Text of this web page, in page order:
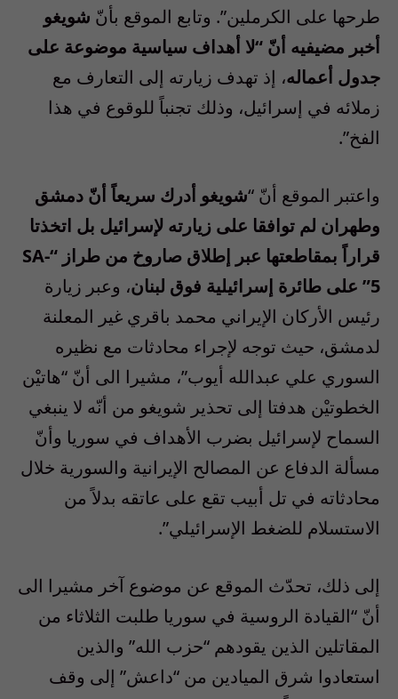
طرحها على الكرملين”. وتابع الموقع بأنّ شويغو
أخبر مضيفيه أنّ “لا أهداف سياسية موضوعة على
جدول أعماله، إذ تهدف زيارته إلى التعارف مع
زملائه في إسرائيل، وذلك تجنباً للوقوع في هذا
الفخ”.
واعتبر الموقع أنّ “شويغو أدرك سريعاً أنّ دمشق
وطهران لم توافقا على زيارته لإسرائيل بل اتخذتا
قراراً بمقاطعتها عبر إطلاق صاروخ من طراز “SA-
5” على طائرة إسرائيلية فوق لبنان
، وعبر زيارة
رئيس الأركان الإيراني محمد باقري غير المعلنة
لدمشق، حيث توجه لإجراء محادثات مع نظيره
السوري علي عبدالله أيوب”، مشيرا الى أنّ “هاتيْن
الخطوتيْن هدفتا إلى تحذير شويغو من أنّه لا ينبغي
السماح لإسرائيل بضرب الأهداف في سوريا وأنّ
مسألة الدفاع عن المصالح الإيرانية والسورية خلال
محادثاته في تل أبيب تقع على عاتقه بدلاً من
الاستسلام للضغط الإسرائيلي”.
إلى ذلك، تحدّث الموقع عن موضوع آخر مشيرا الى
أنّ “القيادة الروسية في سوريا طلبت الثلاثاء من
المقاتلين الذين يقودهم “حزب الله” والذين
استعادوا شرق الميادين من “داعش” إلى وقف